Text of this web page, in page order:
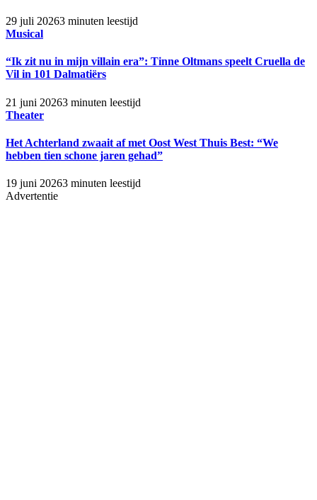
29 juli 20263 minuten leestijd
Musical
“Ik zit nu in mijn villain era”: Tinne Oltmans speelt Cruella de
Vil in 101 Dalmatiërs
21 juni 20263 minuten leestijd
Theater
Het Achterland zwaait af met Oost West Thuis Best: “We
hebben tien schone jaren gehad”
19 juni 20263 minuten leestijd
Advertentie